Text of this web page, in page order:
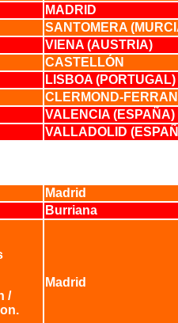
MADRID
SANTOMERA
VIENA (AUSTRIA)
CASTELLÓN
LISBOA (PORTUGAL)
CLERMOND-
VALENCIA (ESPAÑA)
VALLADOLID
Madrid
Burriana
/
Madrid